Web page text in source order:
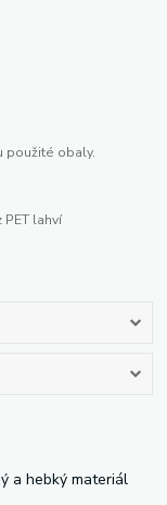
použité obaly.
lahví
a hebký materiál